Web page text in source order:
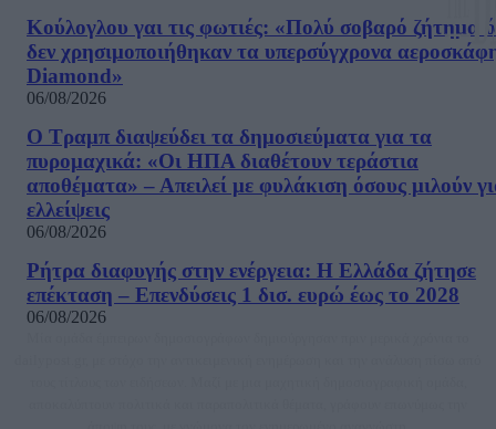
Κούλογλου γαι τις φωτιές: «Πολύ σοβαρό ζήτημα
δεν χρησιμοποιήθηκαν τα υπερσύγχρονα
Diamond»
06/08/2026
Ο Τραμπ διαψεύδει τα δημοσιεύματα για τα
πυρομαχικά: «Οι ΗΠΑ διαθέτουν τεράστια
αποθέματα» – Απειλεί με φυλάκιση όσους μιλούν
ελλείψεις
06/08/2026
Ρήτρα διαφυγής στην ενέργεια: Η Ελλάδα ζήτησε
επέκταση – Επενδύσεις 1 δισ. ευρώ έως το 2028
06/08/2026